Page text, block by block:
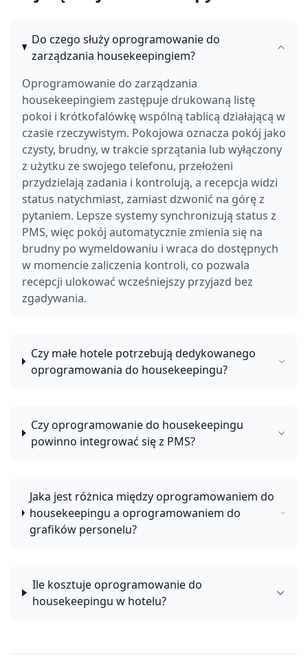
Do czego służy oprogramowanie do
zarządzania housekeepingiem?
Oprogramowanie do zarządzania
housekeepingiem zastępuje drukowaną listę
pokoi i krótkofalówkę wspólną tablicą działającą w
czasie rzeczywistym. Pokojowa oznacza pokój jako
czysty, brudny, w trakcie sprzątania lub wyłączony
z użytku ze swojego telefonu, przełożeni
przydzielają zadania i kontrolują, a recepcja widzi
status natychmiast, zamiast dzwonić na górę z
pytaniem. Lepsze systemy synchronizują status z
PMS, więc pokój automatycznie zmienia się na
brudny po wymeldowaniu i wraca do dostępnych
w momencie zaliczenia kontroli, co pozwala
recepcji ulokować wcześniejszy przyjazd bez
zgadywania.
Czy małe hotele potrzebują dedykowanego
oprogramowania do housekeepingu?
Czy oprogramowanie do housekeepingu
powinno integrować się z PMS?
Jaka jest różnica między oprogramowaniem do
housekeepingu a oprogramowaniem do
grafików personelu?
Ile kosztuje oprogramowanie do
housekeepingu w hotelu?